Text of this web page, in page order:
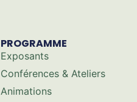
PROGRAMME
Exposants
Conférences & Ateliers
Animations